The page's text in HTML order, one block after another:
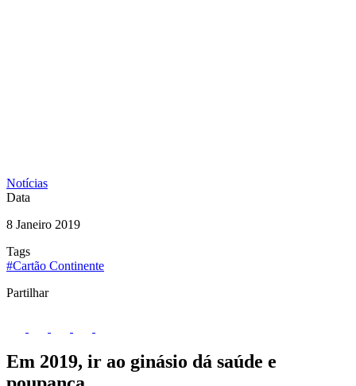
Notícias
Data
8 Janeiro 2019
Tags
#Cartão Continente
Partilhar
Em 2019, ir ao ginásio dá saúde e